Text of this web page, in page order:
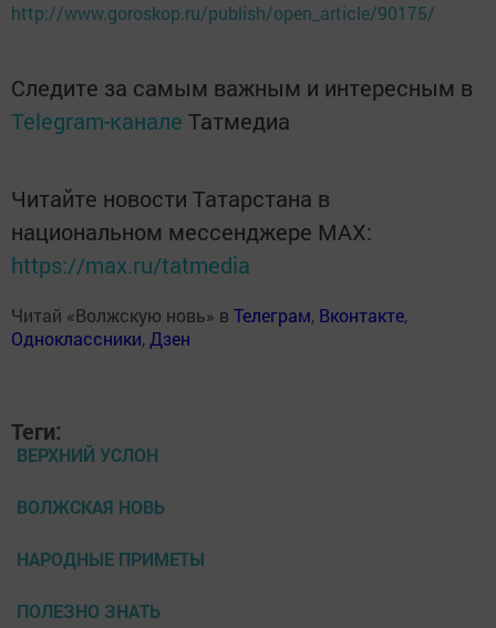
http://www.goroskop.ru/publish/open_article/90175/
Следите за самым важным и интересным в
Telegram-канале Татмедиа
Читайте новости Татарстана в
национальном мессенджере MАХ:
https://max.ru/tatmedia
Читай «Волжскую новь» в Телеграм, Вконтакте,
Одноклассники,Дзен
Теги:
ВЕРХНИЙ УСЛОН
ВОЛЖСКАЯ НОВЬ
НАРОДНЫЕ ПРИМЕТЫ
ПОЛЕЗНО ЗНАТЬ